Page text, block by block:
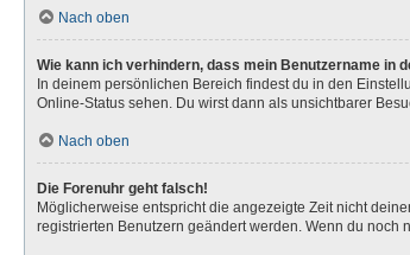
Nach oben
Wie kann ich verhindern, dass mein Benutzername in
In deinem persönlichen Bereich findest du in den
Online-Status sehen. Du wirst dann als unsichtbarer
Nach oben
Die Forenuhr geht falsch!
Möglicherweise entspricht die angezeigte Zeit nicht
registrierten Benutzern geändert werden. Wenn du noch